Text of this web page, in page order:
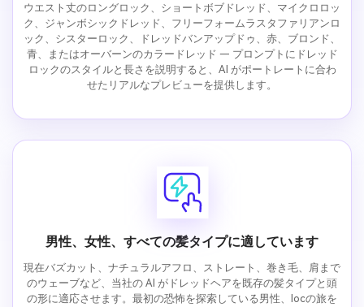
ウエスト丈のロングロック、ショートボブドレッド、マイクロロッ
ク、ジャンボシックドレッド、フリーフォームラスタファリアンロ
ック、シスターロック、ドレッドバンアップドゥ、赤、ブロンド、
青、またはオーバーンのカラードレッド — プロンプトにドレッド
ロックのスタイルと長さを説明すると、AI がポートレートに合わ
せたリアルなプレビューを提供します。
男性、女性、すべての髪タイプに適しています
現在バズカット、ナチュラルアフロ、ストレート、巻き毛、肩まで
のウェーブなど、当社の AI がドレッドヘアを既存の髪タイプと頭
の形に適応させます。最初の恐怖を探索している男性、locの旅を